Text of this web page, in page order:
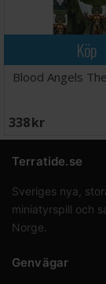
Köp
Blood Angels
338 SEK
Terratide.se
Sveriges nya,
miniatyrspill och
Norge.
Genvägar